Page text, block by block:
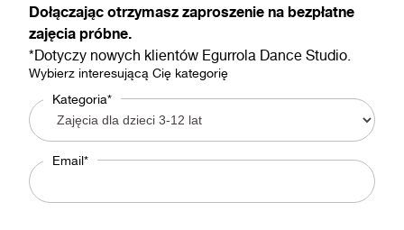
Dołączając otrzymasz zaproszenie na bezpłatne
zajęcia próbne.
*Dotyczy nowych klientów Egurrola Dance Studio.
Wybierz interesującą Cię kategorię
Kategoria*
Email*